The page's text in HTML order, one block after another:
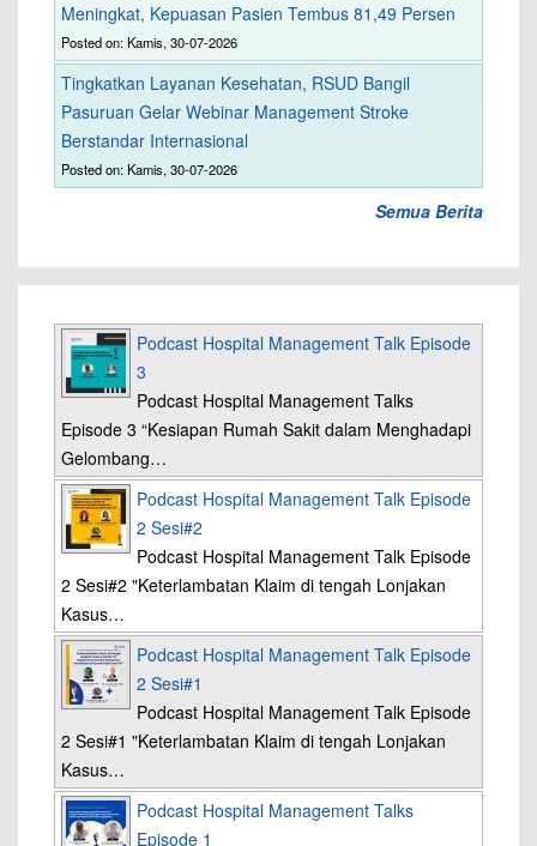
Meningkat, Kepuasan Pasien Tembus 81,49 Persen
Posted on: Kamis, 30-07-2026
Tingkatkan Layanan Kesehatan, RSUD Bangil
Pasuruan Gelar Webinar Management Stroke
Berstandar Internasional
Posted on: Kamis, 30-07-2026
Semua Berita
Podcast Hospital Management Talk Episode
3
Podcast Hospital Management Talks
Episode 3 “Kesiapan Rumah Sakit dalam Menghadapi
Gelombang…
Podcast Hospital Management Talk Episode
2 Sesi#2
Podcast Hospital Management Talk Episode
2 Sesi#2 "Keterlambatan Klaim di tengah Lonjakan
Kasus…
Podcast Hospital Management Talk Episode
2 Sesi#1
Podcast Hospital Management Talk Episode
2 Sesi#1 "Keterlambatan Klaim di tengah Lonjakan
Kasus…
Podcast Hospital Management Talks
Episode 1